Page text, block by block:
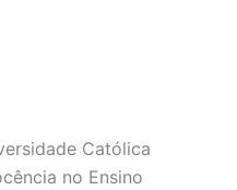
Católica
no Ensino